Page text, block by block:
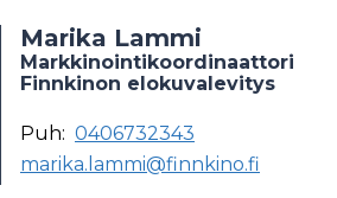
Marika Lammi
Markkinointikoordinaattori
Finnkinon elokuvalevitys
Puh: 0406732343
marika.lammi@finnkino.fi